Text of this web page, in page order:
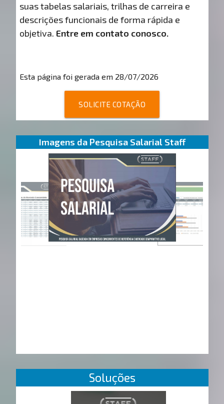
suas tabelas salariais, trilhas de carreira e
descrições funcionais de forma rápida e
objetiva. Entre em contato conosco.
Esta página foi gerada em 28/07/2026
SOLICITE COTAÇÃO
Imagens da Pesquisa Salarial Staff
Soluções